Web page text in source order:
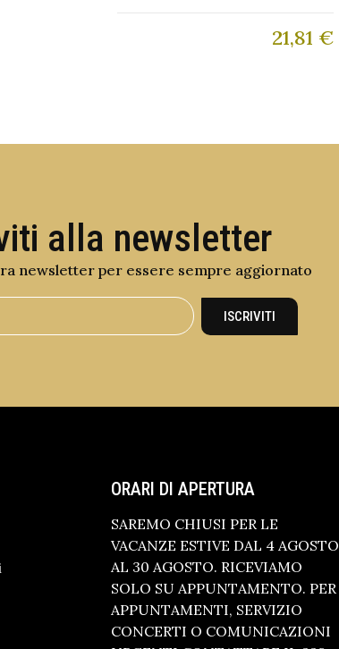
21,81 €
alla newsletter
newsletter per essere sempre aggiornato
ISCRIVITI
ORARI DI APERTURA
SAREMO CHIUSI PER LE
VACANZE ESTIVE DAL 4 AGOSTO
AL 30 AGOSTO. RICEVIAMO
SOLO SU APPUNTAMENTO. PER
APPUNTAMENTI, SERVIZIO
CONCERTI O COMUNICAZIONI